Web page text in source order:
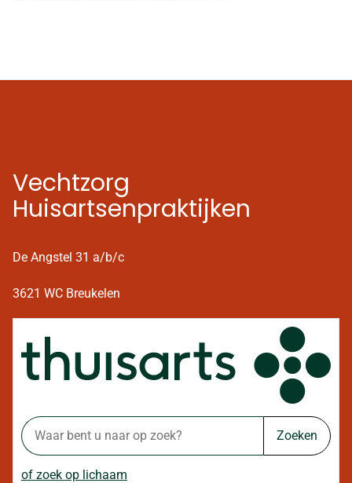
Vechtzorg
Huisartsenpraktijken
De Angstel 31 a/b/c
3621 WC Breukelen
Zoeken
of zoek op lichaam